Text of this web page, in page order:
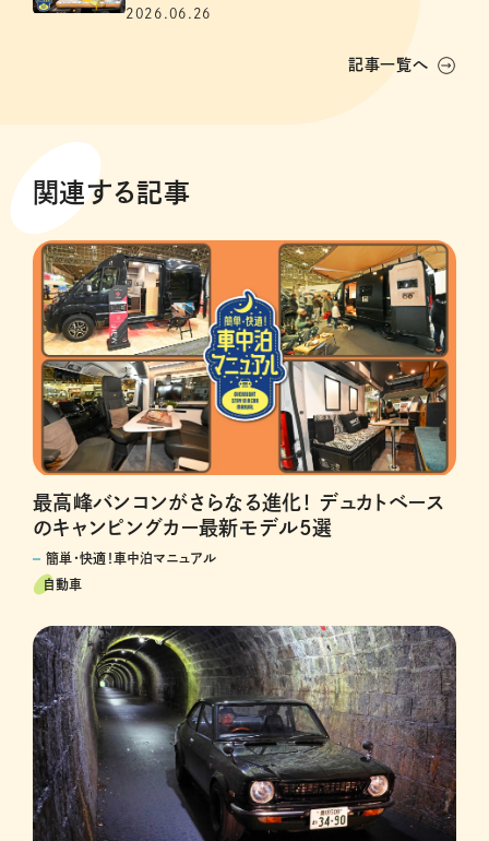
2026.06.26
記事一覧へ
関連する記事
最高峰バンコンがさらなる進化！ デュカトベース
のキャンピングカー最新モデル5選
簡単・快適！車中泊マニュアル
自動車